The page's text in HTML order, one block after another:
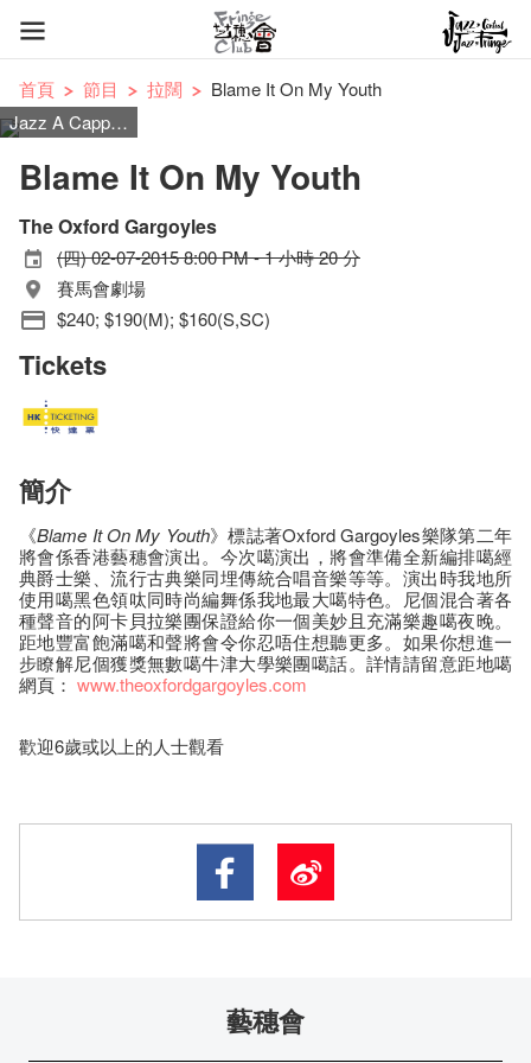
首頁 節目 拉闊
Blame It On My Youth
Jazz A Cappella
Blame It On My Youth
The Oxford Gargoyles
(四) 02-07-2015 8:00 PM - 1 小時 20 分
賽馬會劇場
$240; $190(M); $160(S,SC)
Tickets
簡介
《Blame It On My Youth》標誌著Oxford Gargoyles樂隊第二年
將會係香港藝穗會演出。今次噶演出，將會準備全新編排噶經
典爵士樂、流行古典樂同埋傳統合唱音樂等等。演出時我地所
使用噶黑色領呔同時尚編舞係我地最大噶特色。尼個混合著各
種聲音的阿卡貝拉樂團保證給你一個美妙且充滿樂趣噶夜晚。
距地豐富飽滿噶和聲將會令你忍唔住想聽更多。如果你想進一
步瞭解尼個獲獎無數噶牛津大學樂團噶話。詳情請留意距地噶
網頁： www.theoxfordgargoyles.com
歡迎6歲或以上的人士觀看
藝穗會